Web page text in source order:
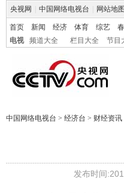
央视网 中国网络电视台 网站地图
首页 新闻 经济 体育 综艺
电视
频道大全 栏目大全 节目
中国网络电视台 > 经济台 > 财经资讯
发布时间